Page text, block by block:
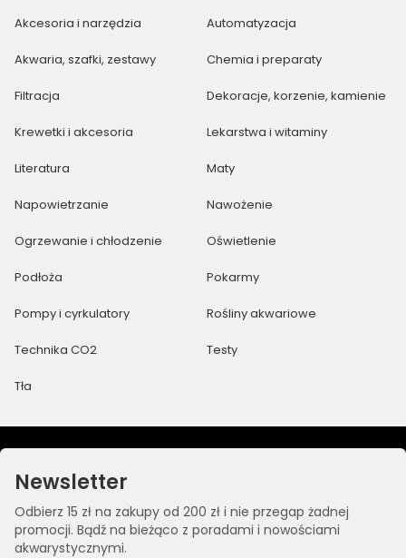
Akcesoria i narzędzia Automatyzacja
Akwaria, szafki, zestawy Chemia i preparaty
Filtracja Dekoracje, korzenie, kamienie
Krewetki i akcesoria Lekarstwa i witaminy
Literatura Maty
Napowietrzanie Nawożenie
Ogrzewanie i chłodzenie Oświetlenie
Podłoża Pokarmy
Pompy i cyrkulatory Rośliny akwariowe
Technika CO2 Testy
Tła
Newsletter
Odbierz 15 zł na zakupy od 200 zł i nie przegap żadnej
promocji. Bądź na bieżąco z poradami i nowościami
akwarystycznymi.